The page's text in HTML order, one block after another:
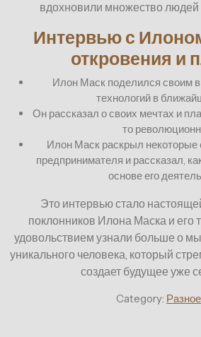
вдохновили множество людей
Интервью с
откровения и
Илон Маск поделился своим
технологий в
Он рассказал о своих мечтах и
то
Илон Маск раскрыл некоторые
предпринимателя и рассказал,
основе его
Это интервью стало
поклонников Илона Маска и его
удовольствием узнали больше о
уникального человека, который
создает будущее уже
Category: Разное